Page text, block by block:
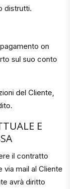
distrutti.
on
sul suo conto
del Cliente,
E
il contratto
mail al Cliente
avrà diritto